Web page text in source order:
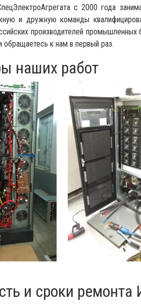
с 2000 года
и дружную команды
производителей
к нам в первый раз.
наших работ
и сроки ремонта